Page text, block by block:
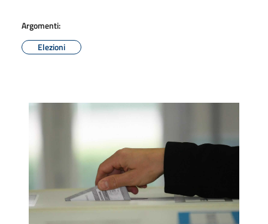
Argomenti:
Elezioni